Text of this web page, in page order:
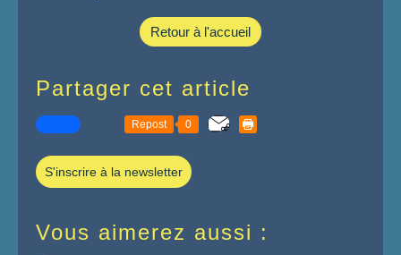
Retour à l'accueil
Partager cet article
Repost 0
S'inscrire à la newsletter
Vous aimerez aussi :